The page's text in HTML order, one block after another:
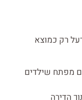
רק כמוצא
מפתח שילדים
הדירה